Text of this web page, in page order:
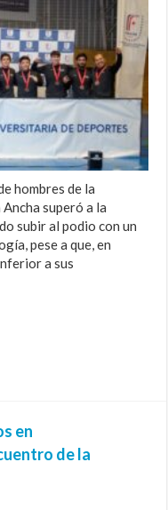
hombres de la
superó a la
subir al podio con un
pese a que, en
a sus
en
de la